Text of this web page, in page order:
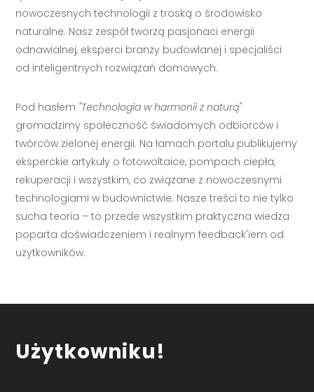
nowoczesnych technologii z troską o środowisko
naturalne. Nasz zespół tworzą pasjonaci energii
odnawialnej, eksperci branży budowlanej i specjaliści
od inteligentnych rozwiązań domowych.
Pod hasłem "Technologia w harmonii z naturą"
gromadzimy społeczność świadomych odbiorców i
twórców zielonej energii. Na łamach portalu publikujemy
eksperckie artykuły o fotowoltaice, pompach ciepła,
rekuperacji i wszystkim, co związane z nowoczesnymi
technologiami w budownictwie. Nasze treści to nie tylko
sucha teoria – to przede wszystkim praktyczna wiedza
poparta doświadczeniem i realnym feedback'iem od
użytkowników.
Użytkowniku!